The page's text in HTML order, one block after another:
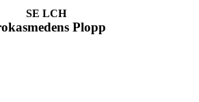
SE LCH
Plopp